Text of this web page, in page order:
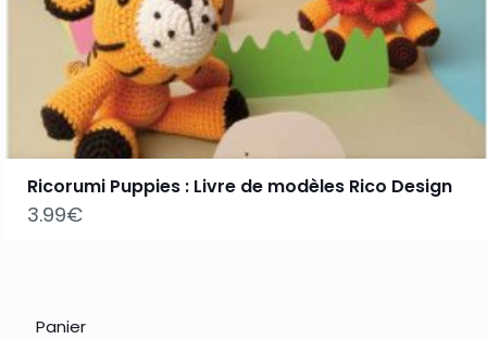
Ricorumi Puppies : Livre de modèles Rico Design
3.99€
Panier